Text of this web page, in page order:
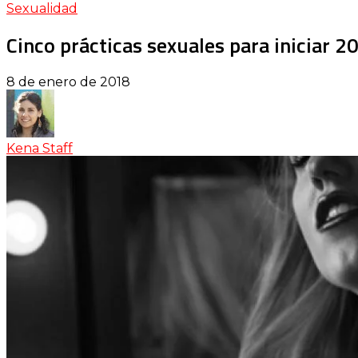
Sexualidad
Cinco prácticas sexuales para iniciar
8 de enero de 2018
Kena Staff